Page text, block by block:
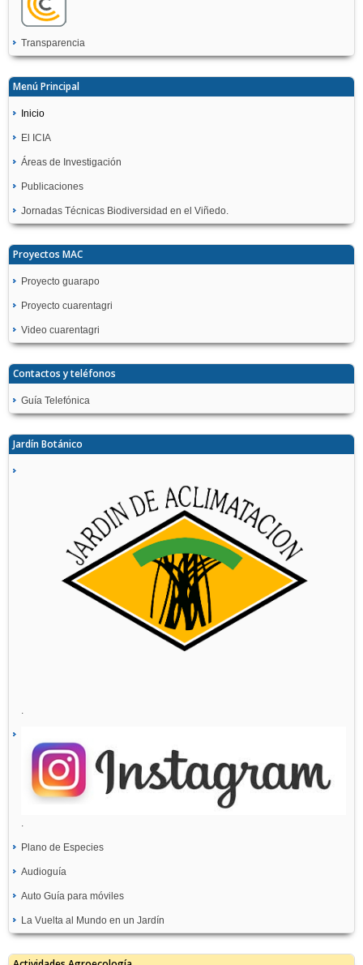
Transparencia
Menú Principal
Inicio
El ICIA
Áreas de Investigación
Publicaciones
Jornadas Técnicas Biodiversidad en el Viñedo.
Proyectos MAC
Proyecto guarapo
Proyecto cuarentagri
Video cuarentagri
Contactos y teléfonos
Guía Telefónica
Jardín Botánico
.
.
Plano de Especies
Audioguía
Auto Guía para móviles
La Vuelta al Mundo en un Jardín